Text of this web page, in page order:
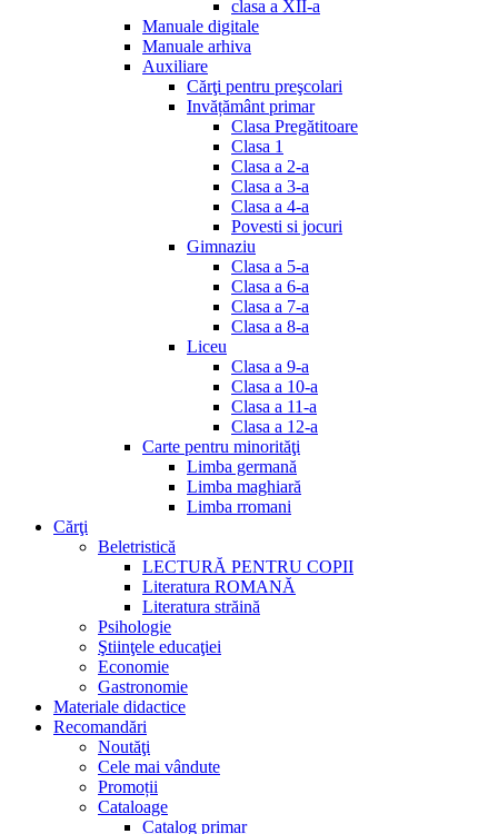
clasa a XII-a
Manuale digitale
Manuale arhiva
Auxiliare
Cărţi pentru preşcolari
Invățământ primar
Clasa Pregătitoare
Clasa 1
Clasa a 2-a
Clasa a 3-a
Clasa a 4-a
Povesti si jocuri
Gimnaziu
Clasa a 5-a
Clasa a 6-a
Clasa a 7-a
Clasa a 8-a
Liceu
Clasa a 9-a
Clasa a 10-a
Clasa a 11-a
Clasa a 12-a
Carte pentru minorităţi
Limba germană
Limba maghiară
Limba rromani
Cărţi
Beletristică
LECTURĂ PENTRU COPII
Literatura ROMANĂ
Literatura străină
Psihologie
Ştiinţele educaţiei
Economie
Gastronomie
Materiale didactice
Recomandări
Noutăţi
Cele mai vândute
Promoții
Cataloage
Catalog primar